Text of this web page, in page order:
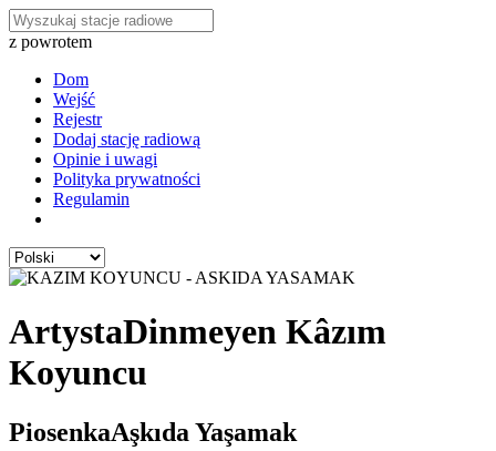
z powrotem
Dom
Wejść
Rejestr
Dodaj stację radiową
Opinie i uwagi
Polityka prywatności
Regulamin
ArtystaDinmeyen Kâzım
Koyuncu
PiosenkaAşkıda Yaşamak